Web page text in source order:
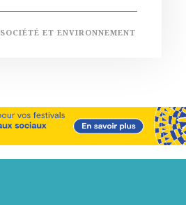
SOCIÉTÉ ET ENVIRONNEMENT